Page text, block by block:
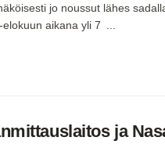
jo noussut lähes
aikana yli 7 ...
ja